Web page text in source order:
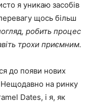
я уникаю засобів
щось більш
робить процес
трохи приємним.
до появи нових
Нещодавно на ринку
Dates, і я, як